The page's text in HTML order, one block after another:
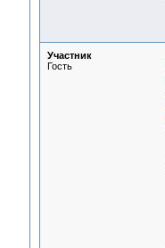
Участник
Гость